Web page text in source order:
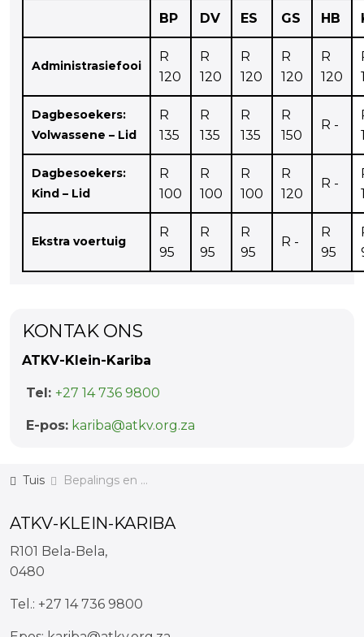
BP DV ES GS HB
Administrasiefooi
R
120
R
120
R
120
R
120
R
120
Dagbesoekers:
Volwassene – Lid
R
135
R
135
R
135
R
150
R -
Dagbesoekers:
Kind – Lid
R
100
R
100
R
100
R
120
R -
Ekstra voertuig
R
95
R
95
R
95
R -
R
95
KONTAK ONS
ATKV-Klein-Kariba
Tel: +27 14 736 9800
E-pos: kariba@atkv.org.za
Tuis Bepalings en Voorwaardes
ATKV-KLEIN-KARIBA
R101 Bela-Bela,
0480
Tel.: +27 14 736 9800